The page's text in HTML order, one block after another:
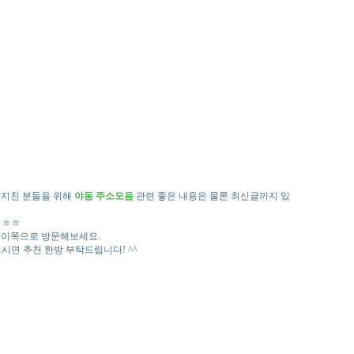
친 분들을 위해 야동 주소모음관련 좋은 내용은 물론 최신글까지 있
ㅎ
쪽으로 방문해보세요.
면 추천 한방 부탁드립니다! ^^